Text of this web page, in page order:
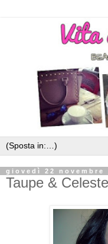
giovedì 22 novembre
Taupe &